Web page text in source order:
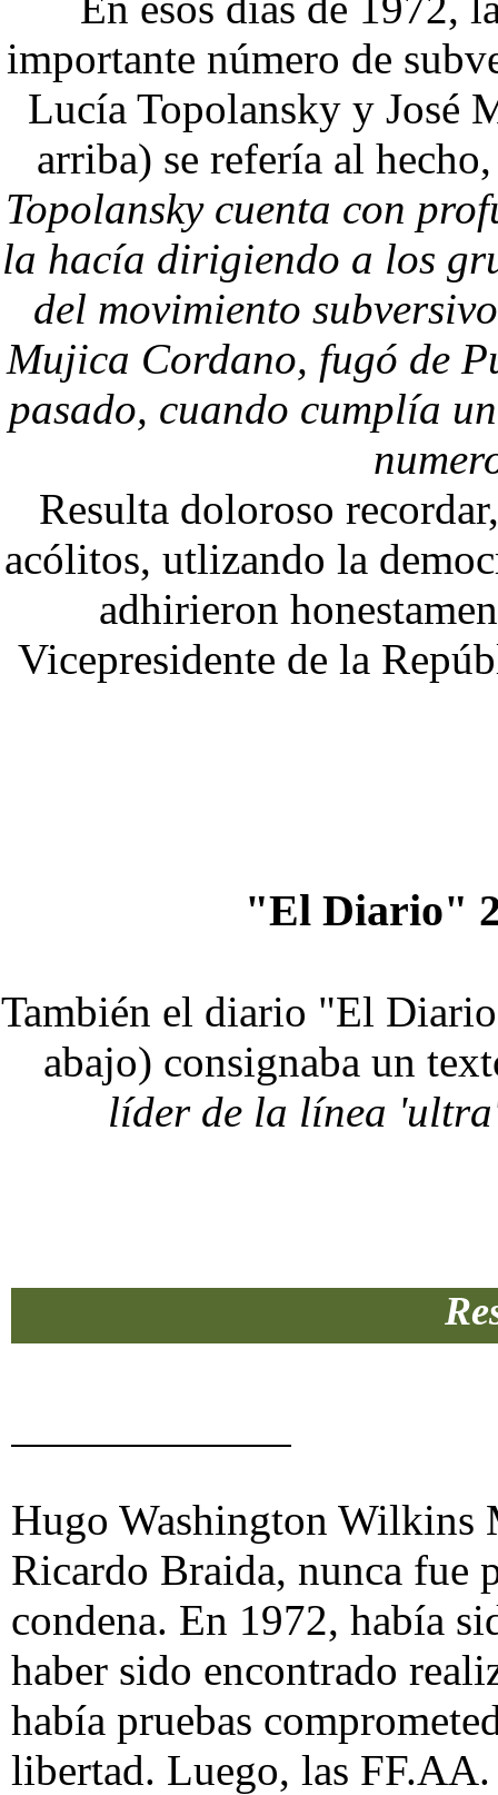
importante número de
Lucía Topolansky y José
arriba) se refería al
Topolansky cuenta con
la hacía dirigiendo a los
del movimiento
Mujica Cordano, fugó de
pasado, cuando cumplía
Resulta doloroso
acólitos, utlizando la
adhirieron
Vicepresidente de la
"El Diario"
También el diario "El
abajo) consignaba un
líder de la línea
Hugo Washington Wilkins
Ricardo Braida, nunca fue
condena. En 1972, había
haber sido encontrado
había pruebas
libertad. Luego, las FF.AA.